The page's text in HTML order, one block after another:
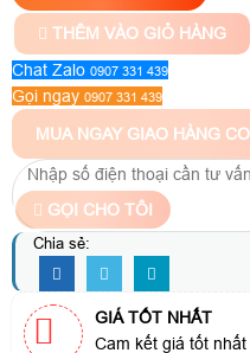
THÊM VÀO GIỎ HÀNG
Chat Zalo 0907 331 439
Gọi ngay 0907 331 439
MUA NGAY GIAO HÀNG
GỌI CHO TÔI
Chia sẻ:
GIÁ TỐT NHẤT
Cam kết giá tốt